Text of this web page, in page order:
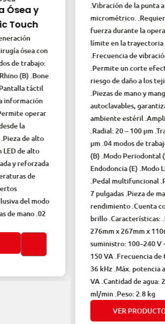
y
con
trabajo:
.Bone
táctil
operar
de alto
alto
de
modo
.02
.Vibración de la punta a nivel
micrométrico. .Requiere
fuerza durante la operación.
límite en la trayectoria de
.Frecuencia de vibración: 24
.Permite un corte efectivo
riesgo de daño a los tejidos
.Piezas de mano y mangueras
autoclavables, garantizando
ambiente estéril .Amplitud
.Radial: 20 – 100 μm
μm .04 modos de trabajo:
(B) .Modo Periodontal (P)
Endodoncia (E) .Modo
.Pedal multifuncional
7 pulgadas .Pieza de mano
rendimiento .Cuenta con un
brillo .Características:
276mm x 267mm x 110mm
suministro: 100–240 V ~ 50
150 VA .Frecuencia de
36 kHz .Máx. potencia
VA .Cantidad de agua: 25
ml/min .Peso: 2.8 kg
VER PRODUCTO